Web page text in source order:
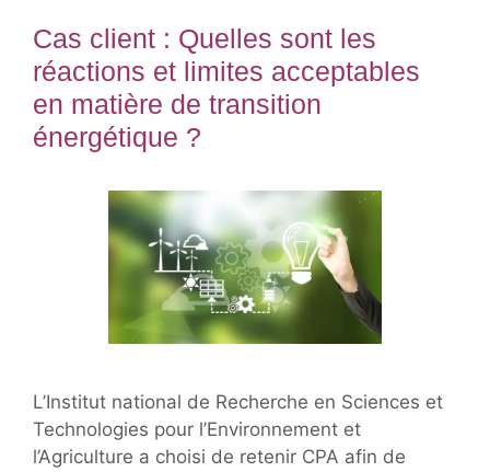
Cas client : Quelles sont les
réactions et limites acceptables
en matière de transition
énergétique ?
L’Institut national de Recherche en Sciences et
Technologies pour l’Environnement et
l’Agriculture a choisi de retenir CPA afin de